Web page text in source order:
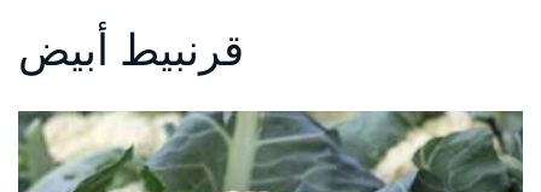
قرنبيط أبيض